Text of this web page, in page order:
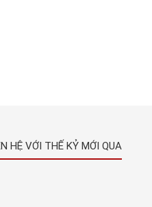
HỆ VỚI THẾ KỶ MỚI QUA